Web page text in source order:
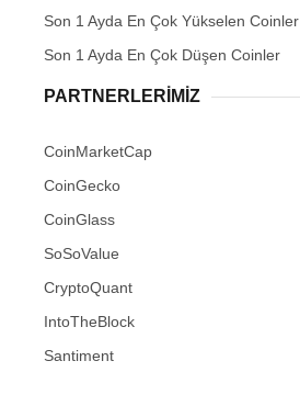
Son 1 Ayda En Çok Yükselen Coinler
Son 1 Ayda En Çok Düşen Coinler
PARTNERLERIMIZ
CoinMarketCap
CoinGecko
CoinGlass
SoSoValue
CryptoQuant
IntoTheBlock
Santiment